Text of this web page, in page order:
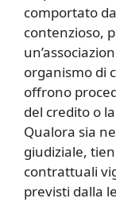
comportato
contenzioso,
organismo di
offrono
del credito o
Qualora sia
giudiziale,
contrattuali
previsti dalla